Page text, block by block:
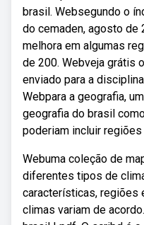
brasil. Websegundo o
do cemaden, agosto de
melhora em algumas
de 200. Webveja grátis
enviado para a
Webpara a geografia,
geografia do brasil
poderiam incluir
Webuma coleção de
diferentes tipos de
características, regiões
climas variam de